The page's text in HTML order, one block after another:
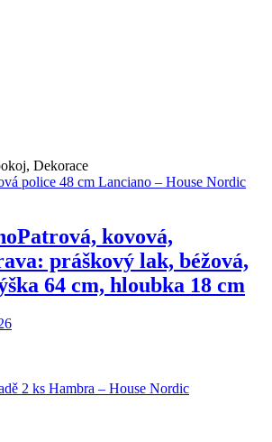
Patrová, kovová,
práškový lak, béžová,
64 cm, hloubka 18 cm